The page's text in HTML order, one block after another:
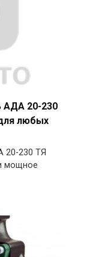
АДА 20-230
любых
20-230 ТЯ
мощное